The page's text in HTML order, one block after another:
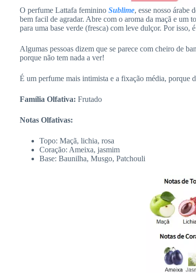
O perfume Lattafa feminino Sublime, esse nosso árabe
bem facil de agradar. Abre com o aroma da maçã e um
para uma base verde (fresca) com leve dulçor. Por isso,
Algumas pessoas dizem que se parece com cheiro de
porque não tem nada a ver!
É um perfume mais intimista e a fixação média, porque
Família Olfativa: Frutado
Notas Olfativas:
Topo: Maçã, lichia, rosa
Coração: Ameixa, jasmim
Base: Baunilha, Musgo, Patchouli